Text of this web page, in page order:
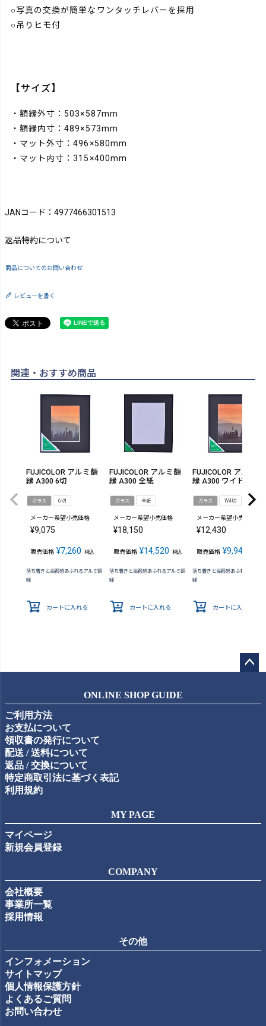
○写真の交換が簡単なワンタッチレバーを採用
○吊りヒモ付
【サイズ】
・額縁外寸：503×587mm
・額縁内寸：489×573mm
・マット外寸：496×580mm
・マット内寸：315×400mm
JANコード：4977466301513
返品特約について
商品についてのお問い合わせ
レビューを書く
関連・おすすめ商品
FUJICOLOR アルミ額
縁 A300 6切
ガラス 6切
メーカー希望小売価格
¥9,075
販売価格 ¥7,260 税込
落ち着きと高級感あふれるアルミ額
縁
カートに入れる
FUJICOLOR アルミ額
縁 A300 全紙
ガラス 全紙
メーカー希望小売価格
¥18,150
販売価格 ¥14,520 税込
落ち着きと高級感あふれるアルミ額
縁
カートに入れる
FUJICOLOR アルミ額
縁 A300 ワイド4切
ガラス W4切
メーカー希望小売価格
¥12,430
販売価格 ¥9,944
落ち着きと高級感あふれるアルミ
縁
カートに入れる
ップ
ONLINE SHOP GUIDE
ご利用方法
お支払について
領収書の発行について
配送 / 送料について
返品 / 交換について
特定商取引法に基づく表記
利用規約
MY PAGE
マイページ
新規会員登録
COMPANY
会社概要
事業所一覧
採用情報
その他
インフォメーション
サイトマップ
個人情報保護方針
よくあるご質問
お問い合わせ